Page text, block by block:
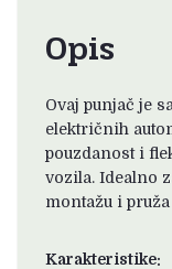
Opis
Ovaj punjač je
električnih
pouzdanost i
vozila. Idealno
montažu i
Karakteristike: